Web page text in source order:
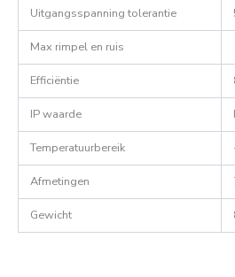
Uitgangsspanning tolerantie
Max rimpel en ruis
Efficiëntie
IP waarde
Temperatuurbereik
Afmetingen
Gewicht